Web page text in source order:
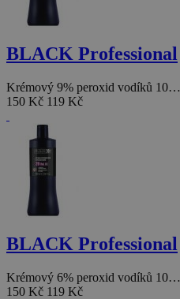
BLACK Professional
Krémový 9% peroxid vodíků 10…
150 Kč 119 Kč
BLACK Professional
Krémový 6% peroxid vodíků 10…
150 Kč 119 Kč